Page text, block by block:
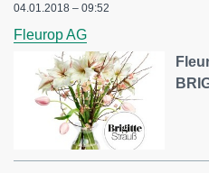
04.01.2018 – 09:52
Fleurop AG